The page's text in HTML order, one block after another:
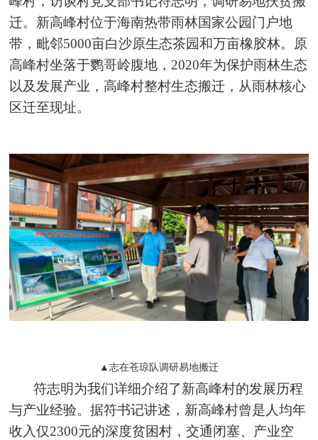
迁。新高峰村位于海南热带雨林国家公园门户地
带，毗邻5000亩白沙原生态茶园和万亩橡胶林。原
高峰村坐落于鹦哥岭腹地，2020年为保护雨林生态
以及发展产业，高峰村整村生态搬迁，从雨林核心
区迁至现址。
▲志在苍琼队调研易地搬迁
符志明为我们详细介绍了新高峰村的发展历程
与产业经验。据符书记讲述，新高峰村曾是人均年
收入仅2300元的深度贫困村，交通闭塞、产业空